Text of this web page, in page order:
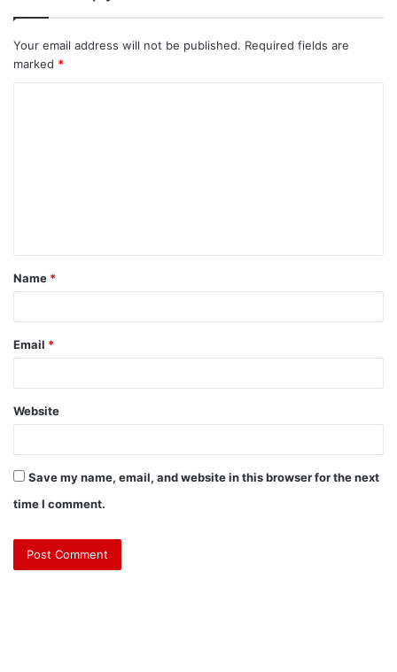
Your email address will not be published. Required fields are
marked *
Name *
Email *
Website
Save my name, email, and website in this browser for the next
time I comment.